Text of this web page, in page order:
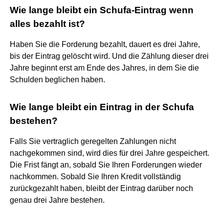
Wie lange bleibt ein Schufa-Eintrag wenn
alles bezahlt ist?
Haben Sie die Forderung bezahlt, dauert es drei Jahre,
bis der Eintrag gelöscht wird. Und die Zählung dieser drei
Jahre beginnt erst am Ende des Jahres, in dem Sie die
Schulden beglichen haben.
Wie lange bleibt ein Eintrag in der Schufa
bestehen?
Falls Sie vertraglich geregelten Zahlungen nicht
nachgekommen sind, wird dies für drei Jahre gespeichert.
Die Frist fängt an, sobald Sie Ihren Forderungen wieder
nachkommen. Sobald Sie Ihren Kredit vollständig
zurückgezahlt haben, bleibt der Eintrag darüber noch
genau drei Jahre bestehen.